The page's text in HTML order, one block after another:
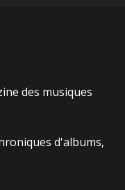
des musiques
d'albums,